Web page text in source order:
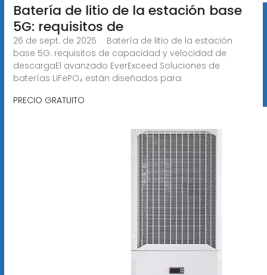
Batería de litio de la estación base
5G: requisitos de
26 de sept. de 2025 · Batería de litio de la estación
base 5G: requisitos de capacidad y velocidad de
descargaEl avanzado EverExceed Soluciones de
baterías LiFePO₄ están diseñados para
PRECIO GRATUITO